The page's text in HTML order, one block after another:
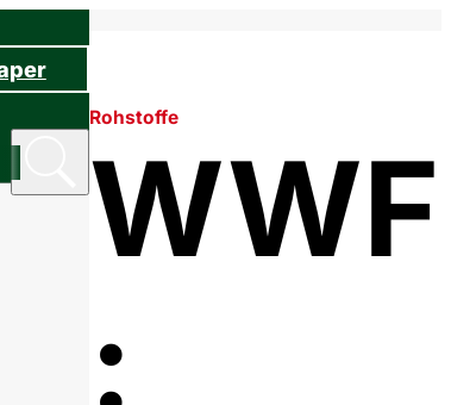
Rohstoffe
WWF
: